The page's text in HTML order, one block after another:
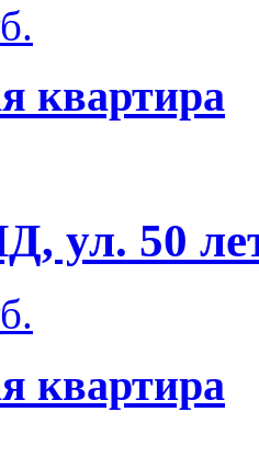
квартира
ул. 50
квартира